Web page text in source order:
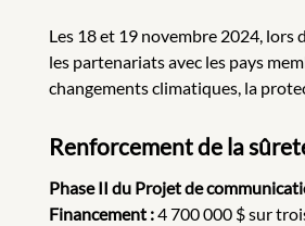
Les 18 et 19 novembre 2024, lors
les partenariats avec les pays
changements climatiques, la
Renforcement de la
Phase II du Projet de
Financement :4 700 000 $ sur